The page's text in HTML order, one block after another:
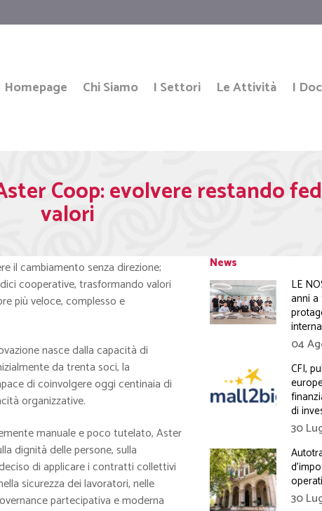
Homepage Chi Siamo I Settori Le Attività I
Coop: evolvere restando
valori
il cambiamento senza direzione;
cooperative, trasformando valori
più veloce, complesso e
nasce dalla capacità di
da trenta soci, la
di coinvolgere oggi centinaia di
organizzative.
manuale e poco tutelato, Aster
dignità delle persone, sulla
di applicare i contratti collettivi
sicurezza dei lavoratori, nelle
partecipativa e moderna
News
LE
anni
04
CFI,
di
30
30